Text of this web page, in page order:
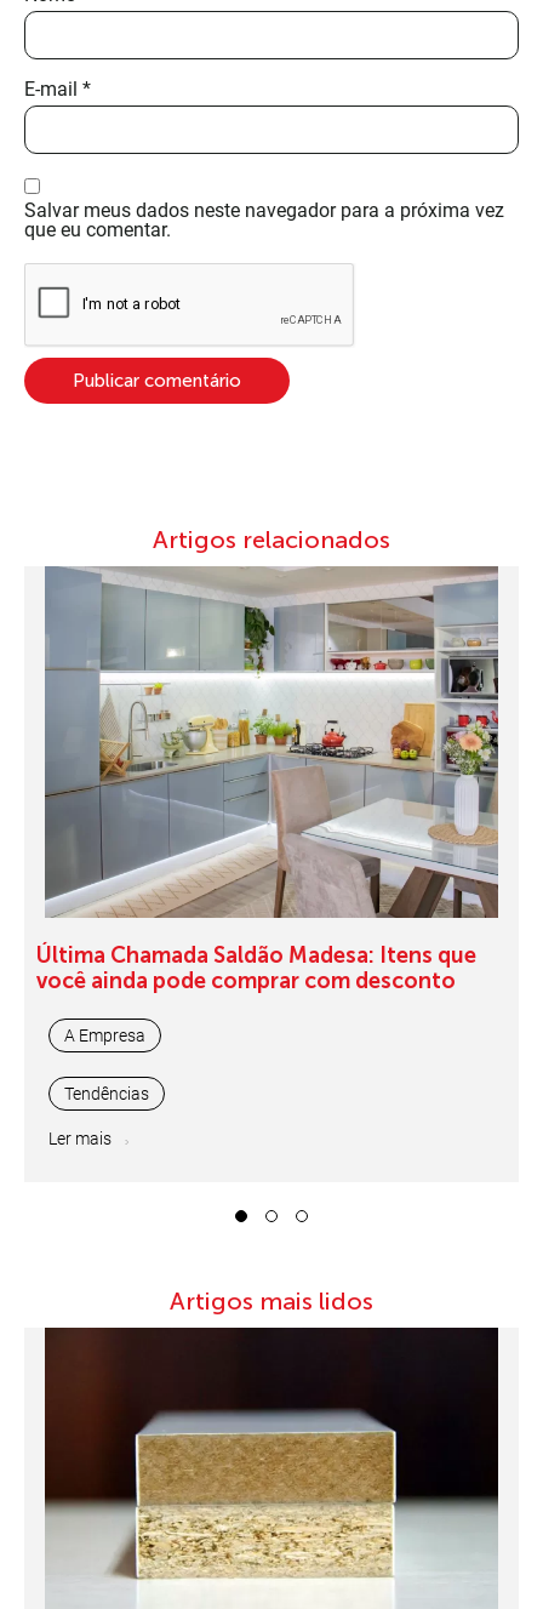
E-mail *
Salvar meus dados neste navegador para a próxima vez
que eu comentar.
Artigos relacionados
Última Chamada Saldão Madesa: Itens que
você ainda pode comprar com desconto
A Empresa
Tendências
Ler mais
3
Artigos mais lidos